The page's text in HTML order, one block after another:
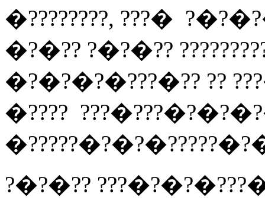
�????????, ???�
�?�?? ?�?�??
�?�?�?�???�?? ??
�????
?�?�??